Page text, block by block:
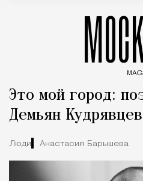
MAG
Это мой город:
Демьян Кудрявцев
Люди Анастасия Барышева